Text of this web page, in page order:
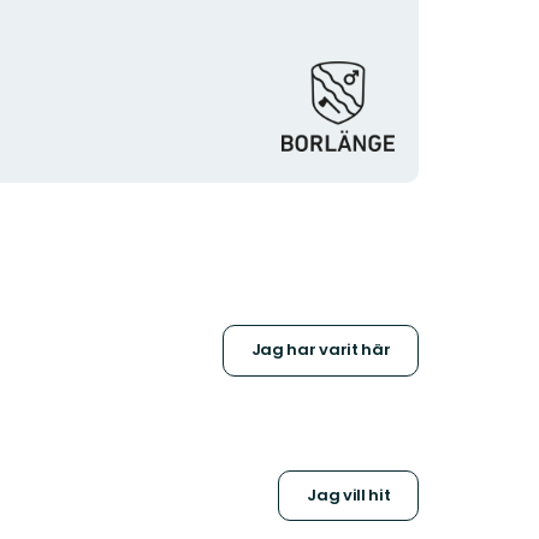
Organisationens
logotyp
Jag har varit här
Jag vill hit